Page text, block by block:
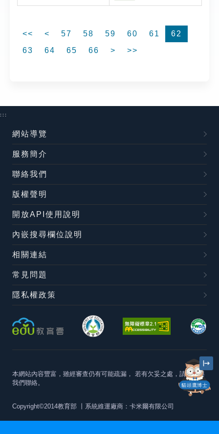
<< < 57 58 59 60 61
62
63
64 65 66 > >>
貓頭鷹博士
:::
網站導覽
服務簡介
聯絡我們
版權聲明
開放API使用說明
內嵌搜尋欄位說明
相關連結
常見問題
隱私權政策
本網站內容豐富，雖經審查仍有可能疏漏， 若有欠妥之處，請隨時與
我們聯絡。
Copyright©2014教育部 丨系統維運廠商：卡米爾有限公司